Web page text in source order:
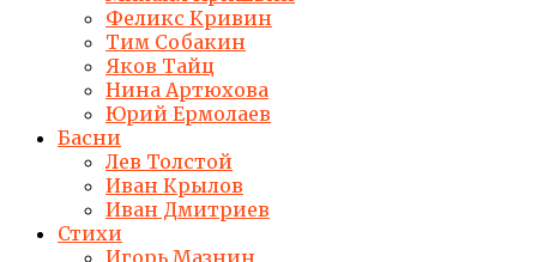
Феликс Кривин
Тим Собакин
Яков Тайц
Нина Артюхова
Юрий Ермолаев
Басни
Лев Толстой
Иван Крылов
Иван Дмитриев
Стихи
Игорь Мазнин